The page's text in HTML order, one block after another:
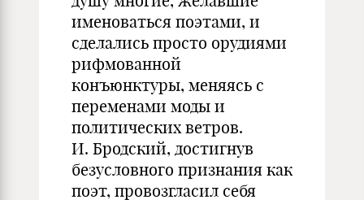
именоваться поэтами, и
сделались просто орудиями
рифмованной
конъюнктуры, меняясь с
переменами моды и
политических ветров.
И. Бродский, достигнув
безусловного признания как
поэт, провозгласил себя